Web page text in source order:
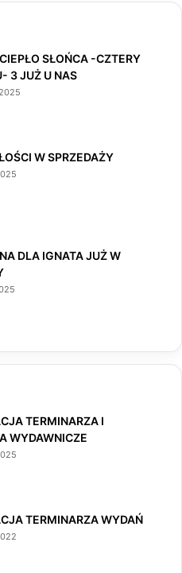
a
T
o
SŁOŃCA -CZTERY
3 JUŻ U NAS
W SPRZEDAŻY
DLA IGNATA JUŻ W
TERMINARZA I
WYDAWNICZE
TERMINARZA WYDAŃ